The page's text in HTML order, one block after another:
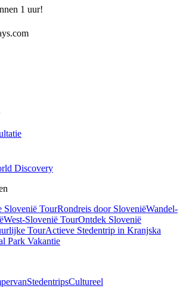
1 uur!
Discovery
Slovenië TourRondreis door SloveniëWandel-
West-Slovenië TourOntdek Slovenië
TourActieve Stedentrip in Kranjska
Park Vakantie
StedentripsCultureel